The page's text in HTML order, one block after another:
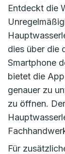
Entdeckt die
dies über die
Smartphone
bietet die
genauer zu
zu öffnen.
Für